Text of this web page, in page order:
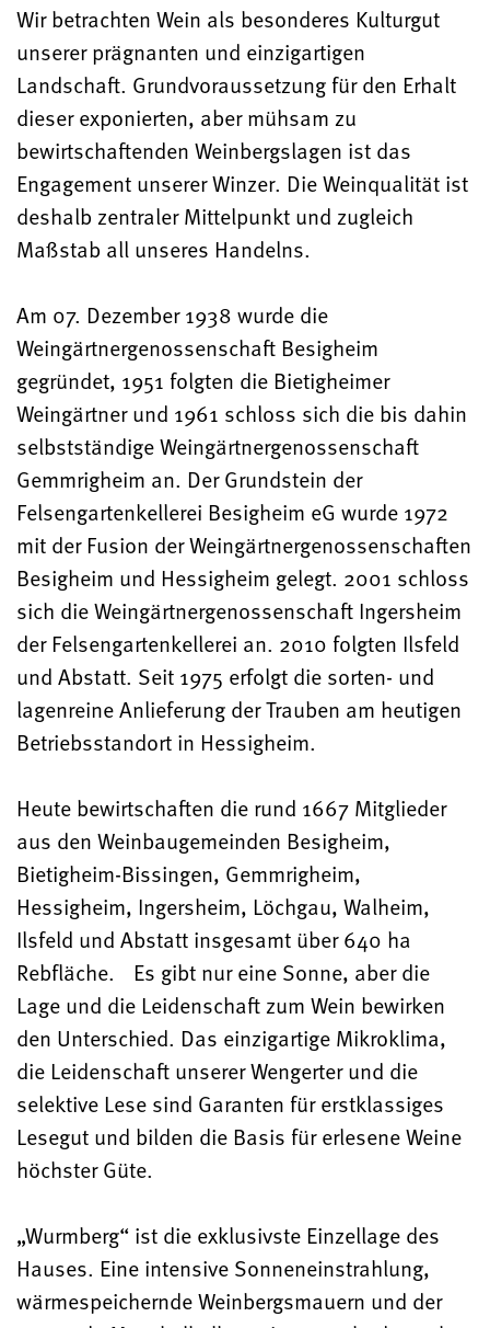
Wir betrachten Wein als besonderes Kulturgut
unserer prägnanten und einzigartigen
Landschaft. Grundvoraussetzung für den Erhalt
dieser exponierten, aber mühsam zu
bewirtschaftenden Weinbergslagen ist das
Engagement unserer Winzer. Die Weinqualität ist
deshalb zentraler Mittelpunkt und zugleich
Maßstab all unseres Handelns.
Am 07. Dezember 1938 wurde die
Weingärtnergenossenschaft Besigheim
gegründet, 1951 folgten die Bietigheimer
Weingärtner und 1961 schloss sich die bis dahin
selbstständige Weingärtnergenossenschaft
Gemmrigheim an. Der Grundstein der
Felsengartenkellerei Besigheim eG wurde 1972
mit der Fusion der Weingärtnergenossenschaften
Besigheim und Hessigheim gelegt. 2001 schloss
sich die Weingärtnergenossenschaft Ingersheim
der Felsengartenkellerei an. 2010 folgten Ilsfeld
und Abstatt. Seit 1975 erfolgt die sorten- und
lagenreine Anlieferung der Trauben am heutigen
Betriebsstandort in Hessigheim.
Heute bewirtschaften die rund 1667 Mitglieder
aus den Weinbaugemeinden Besigheim,
Bietigheim-Bissingen, Gemmrigheim,
Hessigheim, Ingersheim, Löchgau, Walheim,
Ilsfeld und Abstatt insgesamt über 640 ha
Rebfläche. Es gibt nur eine Sonne, aber die
Lage und die Leidenschaft zum Wein bewirken
den Unterschied. Das einzigartige Mikroklima,
die Leidenschaft unserer Wengerter und die
selektive Lese sind Garanten für erstklassiges
Lesegut und bilden die Basis für erlesene Weine
höchster Güte.
„Wurmberg“ ist die exklusivste Einzellage des
Hauses. Eine intensive Sonneneinstrahlung,
wärmespeichernde Weinbergsmauern und der